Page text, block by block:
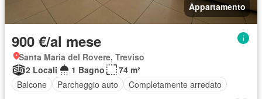
Appartamento
900 €/al mese
Santa Maria del Rovere, Treviso
2 Locali
1 Bagno
74 m²
Balcone
Parcheggio auto Completamente arredato